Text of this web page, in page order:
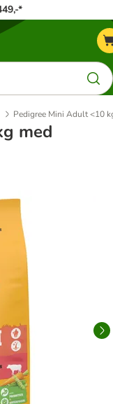
*
Pedigree Mini Adult <10
med